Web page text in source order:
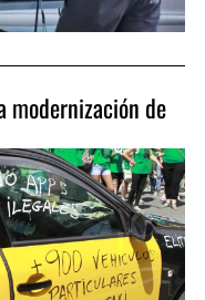
modernización de